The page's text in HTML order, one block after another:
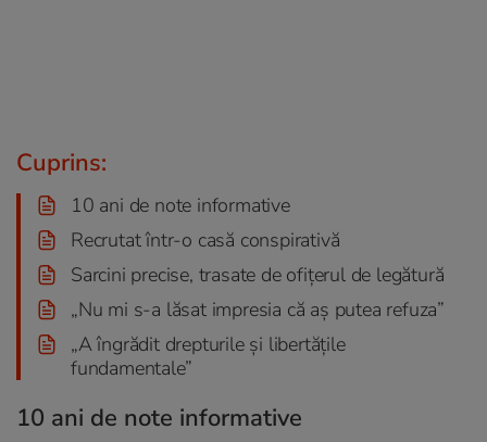
Cuprins:
10 ani de note informative
Recrutat într-o casă conspirativă
Sarcini precise, trasate de ofițerul de legătură
„Nu mi s-a lăsat impresia că aș putea refuza”
„A îngrădit drepturile şi libertăţile
fundamentale”
10 ani de note informative